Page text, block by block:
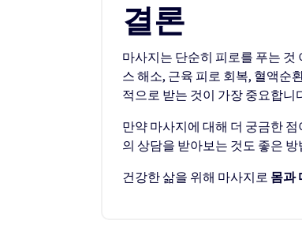
결론
마사지는 단순히 피로를 푸는 것
스 해소, 근육 피로 회복, 혈액순
적으로 받는 것이 가장 중요합니
만약 마사지에 대해 더 궁금한
의 상담을 받아보는 것도 좋은 방
건강한 삶을 위해 마사지로 몸과